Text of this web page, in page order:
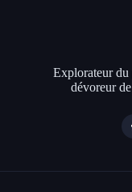
Explorateur du
dévoreur